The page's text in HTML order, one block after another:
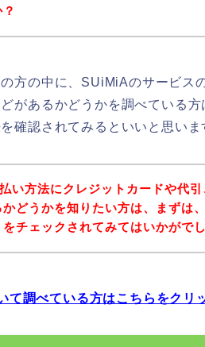
方の中に、SUiMiAのサービス
があるかどうかを調べている
確認されてみるといいと思いま
い方法にクレジットカードや代引
かどうかを知りたい方は、まずは
チェックされてみてはいかがで
て調べている方はこちらをクリ